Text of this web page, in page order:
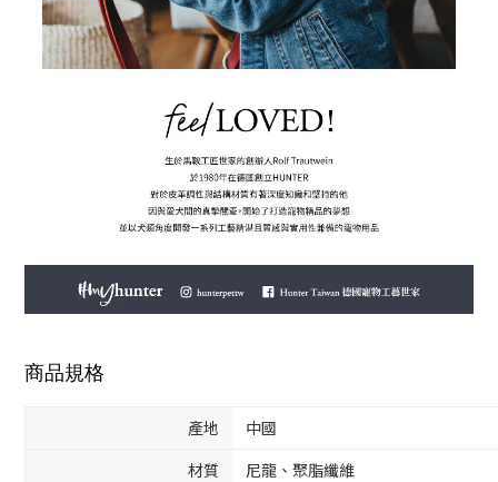
商品規格
產地
中國
材質
尼龍、聚脂纖維